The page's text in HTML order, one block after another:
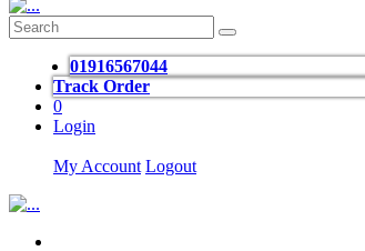
01916567044
Track Order
0
Login
My Account Logout